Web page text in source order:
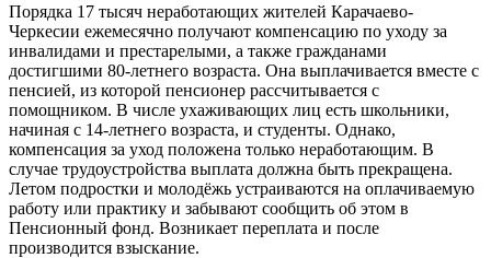
Порядка 17 тысяч неработающих жителей Карачаево-
Черкесии ежемесячно получают компенсацию по уходу за
инвалидами и престарелыми, а также гражданами
достигшими 80-летнего возраста. Она выплачивается вместе с
пенсией, из которой пенсионер рассчитывается с
помощником. В числе ухаживающих лиц есть школьники,
начиная с 14-летнего возраста, и студенты. Однако,
компенсация за уход положена только неработающим. В
случае трудоустройства выплата должна быть прекращена.
Летом подростки и молодёжь устраиваются на оплачиваемую
работу или практику и забывают сообщить об этом в
Пенсионный фонд. Возникает переплата и после
производится взыскание.